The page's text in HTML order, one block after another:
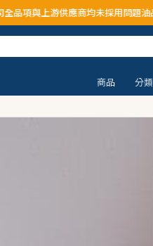
未採用問題油品，請安心購買食用
商品 分類